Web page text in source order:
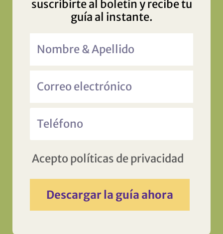
suscribirte al boletín y recibe tu
guía al instante.
Acepto políticas de privacidad
Descargar la guía ahora